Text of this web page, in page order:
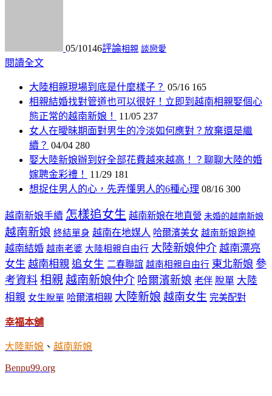
05/10146評論相親 談戀愛
閱讀全文
大陸相親現場到底是什麼樣子？ 05/16 165
相親結婚找對管道也可以很好！立即到越南相親娶個心
態正常的越南新娘！
11/05 237
女人在曖昧期面對男生的冷淡如何應對？放棄還是繼
續？ 04/04 280
娶大陸新娘辦到好全部花費越來越高！？聊聊大陸的婚
嫁聘金彩禮！
11/29 181
想捉住男人的心，先弄懂男人的6種心理 08/16 300
越南新娘手續 怎樣追女生 越南新娘在地直營 未婚的越南新娘
越南新娘 終結單身 越南在地媒人 哈爾濱美女 越南新娘跑掉
越南結婚 越南老婆 大陸相親自由行 大陸新娘仲介 越南漂亮
女生 越南相親 追女生 二春聯誼 越南相親自由行 東北新娘 參
考資料 相親越南新娘仲介 哈爾濱新娘 老伴 脫單 大陸
相親 女生脫單 哈爾濱相親 大陸新娘 越南女生 完美配對
幸福本舖
大陸新娘 、 越南新娘
Benpu99.org